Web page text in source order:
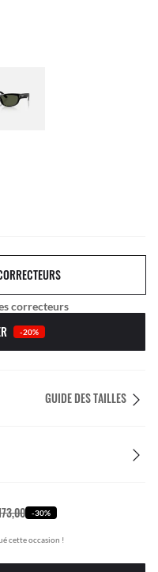
correcteurs
-20%
GUIDE DES TAILLES
-30%
cette occasion !